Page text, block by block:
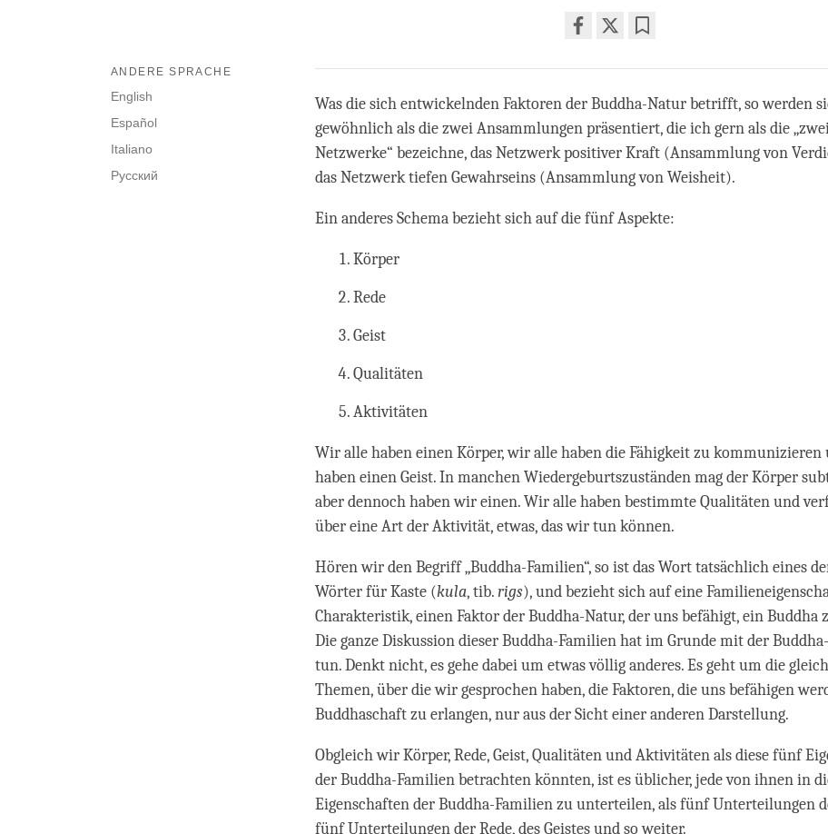
on
facebook
ANDERE SPRACHE
English
Español
Italiano
Русский
Was die sich entwickelnden Faktoren der Buddha-Natur betrifft, so werden
gewöhnlich als die zwei Ansammlungen präsentiert, die ich gern als die
Netzwerke“ bezeichne, das Netzwerk positiver Kraft (Ansammlung von
das Netzwerk tiefen Gewahrseins (Ansammlung von Weisheit).
Ein anderes Schema bezieht sich auf die fünf Aspekte:
Körper
Rede
Geist
Qualitäten
Aktivitäten
Wir alle haben einen Körper, wir alle haben die Fähigkeit zu
haben einen Geist. In manchen Wiedergeburtszuständen mag der Körper
aber dennoch haben wir einen. Wir alle haben bestimmte Qualitäten und
über eine Art der Aktivität, etwas, das wir tun können.
Hören wir den Begriff „Buddha-Familien“, so ist das Wort tatsächlich eines
Wörter für Kaste (kula, tib.rigs), und bezieht sich auf eine
Charakteristik, einen Faktor der Buddha-Natur, der uns befähigt, ein Buddha
Die ganze Diskussion dieser Buddha-Familien hat im Grunde mit der
tun. Denkt nicht, es gehe dabei um etwas völlig anderes. Es geht um die
Themen, über die wir gesprochen haben, die Faktoren, die uns befähigen
Buddhaschaft zu erlangen, nur aus der Sicht einer anderen Darstellung.
Obgleich wir Körper, Rede, Geist, Qualitäten und Aktivitäten als diese fünf
der Buddha-Familien betrachten könnten, ist es üblicher, jede von ihnen in
Eigenschaften der Buddha-Familien zu unterteilen, als fünf Unterteilungen
fünf Unterteilungen der Rede, des Geistes und so weiter.